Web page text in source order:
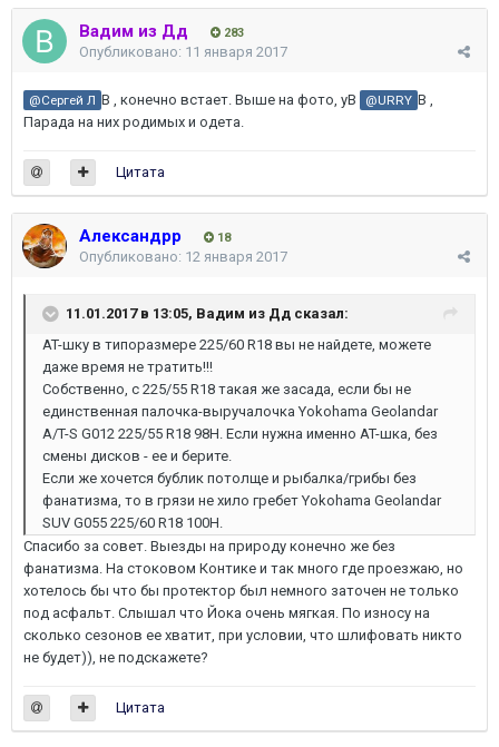
Вадим из Дд 283
Опубликовано: 11 января 2017
@Сергей Л В , конечно встает. Выше на фото, уВ @URRY В ,
Парада на них родимых и одета.
Цитата
Александрр 18
Опубликовано: 12 января 2017
11.01.2017 в 13:05, Вадим из Дд сказал:
AT-шку в типоразмере 225/60 R18 вы не найдете, можете
даже время не тратить!!!
Собственно, с 225/55 R18 такая же засада, если бы не
единственная палочка-выручалочка Yokohama Geolandar
A/T-S G012 225/55 R18 98H. Если нужна именно AT-шка, без
смены дисков - ее и берите.
Если же хочется бублик потолще и рыбалка/грибы без
фанатизма, то в грязи не хило гребет Yokohama Geolandar
SUV G055 225/60 R18 100H.
Спасибо за совет. Выезды на природу конечно же без
фанатизма. На стоковом Контике и так много где проезжаю, но
хотелось бы что бы протектор был немного заточен не только
под асфальт. Слышал что Йока очень мягкая. По износу на
сколько сезонов ее хватит, при условии, что шлифовать никто
не будет)), не подскажете?
Цитата